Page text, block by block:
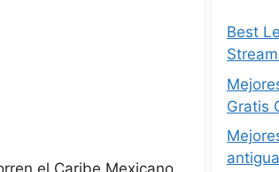
el Caribe Mexicano
Best
Gratis